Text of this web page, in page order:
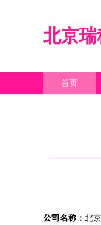
北京瑞
首页
公司名称： 北